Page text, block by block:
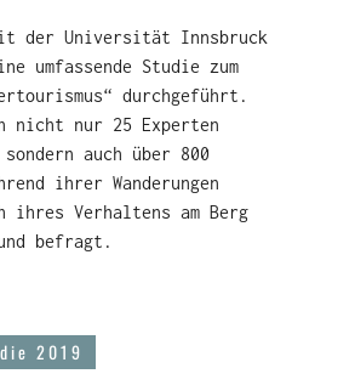
mit der Universität Innsbruck
umfassende Studie zum
durchgeführt.
nicht nur 25 Experten
auch über 800
ihrer Wanderungen
Verhaltens am Berg
befragt.
2019